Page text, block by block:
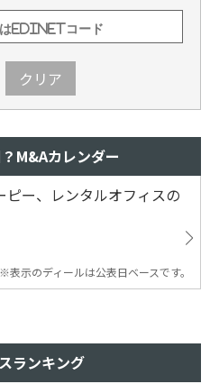
クリア
M&Aカレンダー
ー、レンタルオフィスの
※表示のディールは公表日ベースです。
ランキング